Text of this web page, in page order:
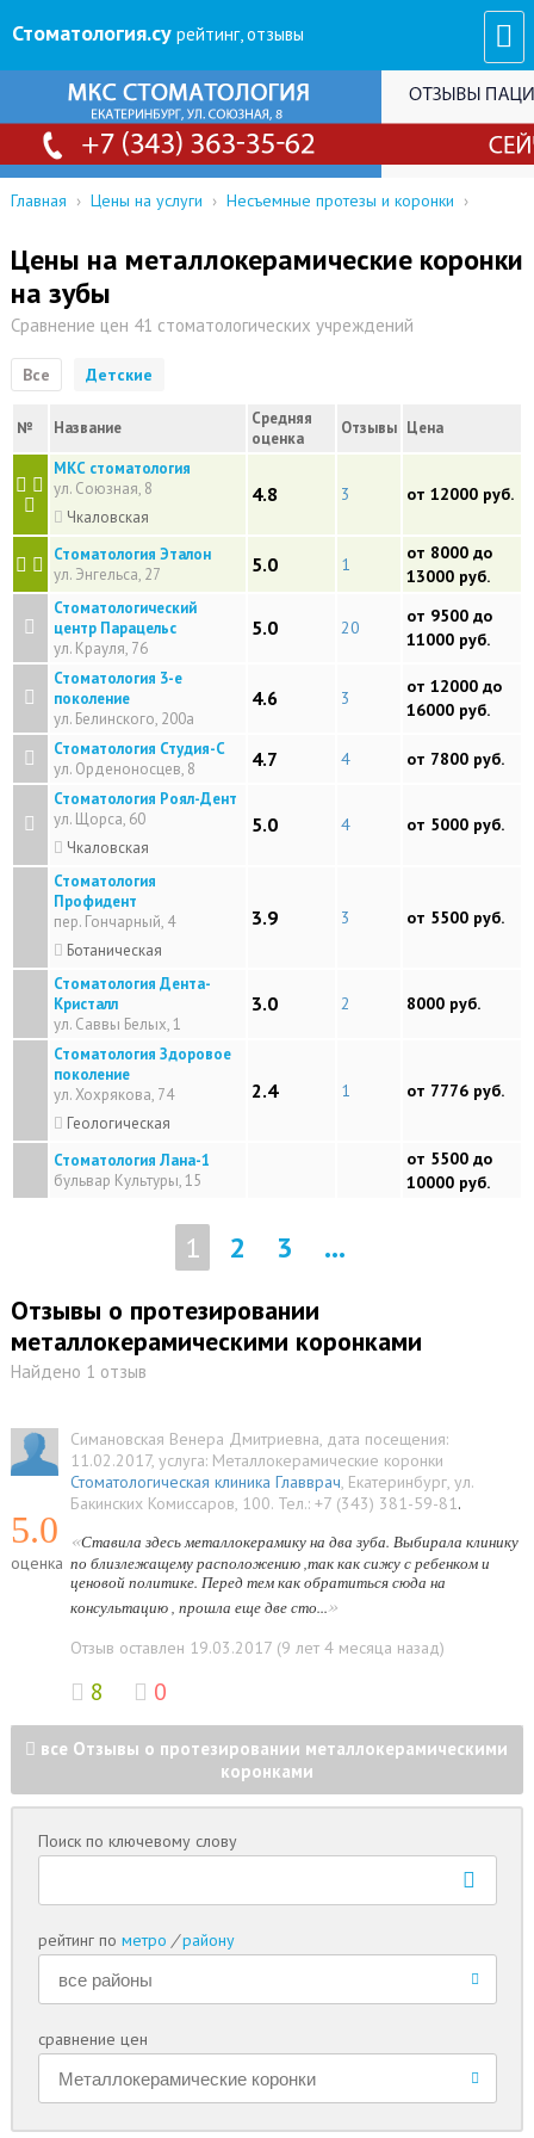
Стоматология.су рейтинг, отзывы
Главная › Цены на услуги › Несъемные протезы и коронки ›
Цены на металлокерамические коронки
на зубы
Сравнение цен 41 стоматологических учреждений
Все Детские
№ Название
Средняя
оценка
Отзывы Цена
МКС стоматология
ул. Союзная, 8
Чкаловская
4.8 3 от 12000 руб.
Стоматология Эталон
ул. Энгельса, 27
5.0 1
от 8000 до
13000 руб.
Стоматологический
центр Парацельс
ул. Крауля, 76
5.0 20
от 9500 до
11000 руб.
Стоматология 3-е
поколение
ул. Белинского, 200а
4.6 3
от 12000 до
16000 руб.
Стоматология Студия-С
ул. Орденоносцев, 8
4.7 4 от 7800 руб.
Стоматология Роял-Дент
ул. Щорса, 60
Чкаловская
5.0 4 от 5000 руб.
Стоматология
Профидент
пер. Гончарный, 4
Ботаническая
3.9 3 от 5500 руб.
Стоматология Дента-
Кристалл
ул. Саввы Белых, 1
3.0 2 8000 руб.
Стоматология Здоровое
поколение
ул. Хохрякова, 74
Геологическая
2.4 1 от 7776 руб.
Стоматология Лана-1
бульвар Культуры, 15
от 5500 до
10000 руб.
1 2 3 ...
Отзывы о протезировании
металлокерамическими коронками
Найдено 1 отзыв
5.0
оценка
Симановская Венера Дмитриевна, дата посещения:
11.02.2017, услуга: Металлокерамические коронки
Стоматологическая клиника Главврач, Екатеринбург, ул.
Бакинских Комиссаров, 100. Тел.: +7 (343) 381-59-81.
«Ставила здесь металлокерамику на два зуба. Выбирала клинику
по близлежащему расположению ,так как сижу с ребенком и
ценовой политике. Перед тем как обратиться сюда на
консультацию , прошла еще две сто...»
Отзыв оставлен 19.03.2017 (9 лет 4 месяца назад)
8 0
все Отзывы о протезировании металлокерамическими
коронками
Поиск по ключевому слову
рейтинг пометро / району
сравнение цен